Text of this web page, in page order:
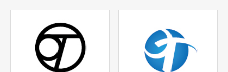
用紙紹介
配送・納期